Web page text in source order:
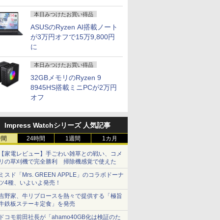
本日みつけたお買い得品
ASUSのRyzen AI搭載ノート
が3万円オフで15万9,800円
に
本日みつけたお買い得品
32GBメモリのRyzen 9
8945HS搭載ミニPCが2万円
オフ
Impress Watchシリーズ 人気記事
24時間 1週間 1カ月
家電レビュー】手ごわい雑草との戦い、コメ
の草刈機で完全勝利 掃除機感覚で使えた
スド「Mrs. GREEN APPLE」のコラボドーナ
4種、いよいよ発売！
野家、牛リブロースを熱々で提供する「極旨
鉄板ステーキ定食」を発売
コモ前田社長が「ahamo40GB化は検証のた